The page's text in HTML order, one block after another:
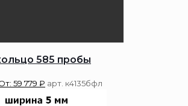
585 пробы
59 779 ₽ арт. к4135бфл